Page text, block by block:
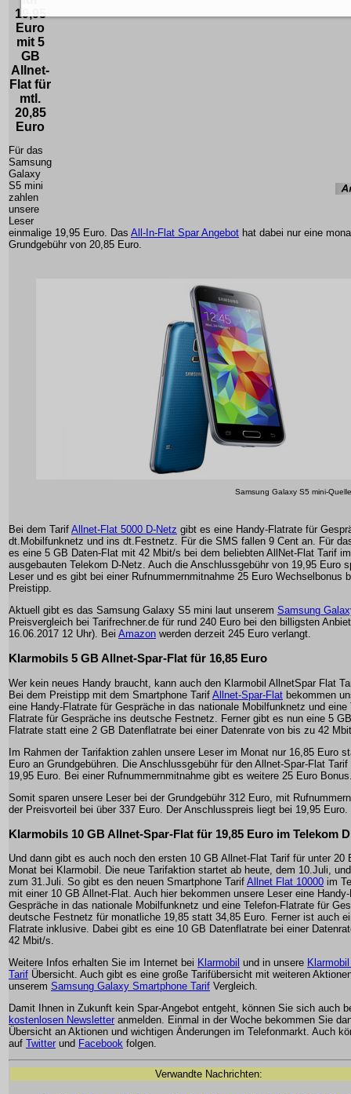
19,95
Euro
mit 5
GB
Allnet-
Flat für
mtl.
20,85
Euro
Für das
Samsung
Galaxy
S5 mini
zahlen
unsere
Leser
einmalige 19,95 Euro. Das All-In-Flat Spar Angebot hat dabei nur eine
Grundgebühr von 20,85 Euro.
Samsung Galaxy S5 mini-
Bei dem Tarif Allnet-Flat 5000 D-Netz gibt es eine Handy-Flatrate für
dt.Mobilfunknetz und ins dt.Festnetz. Für die SMS fallen 9 Cent an. Für
es eine 5 GB Daten-Flat mit 42 Mbit/s bei dem beliebten AllNet-Flat Tarif
ausgebauten Telekom D-Netz. Auch die Anschlussgebühr von 19,95 Euro
Leser und es gibt bei einer Rufnummernmitnahme 25 Euro Wechselbonus
Preistipp.
Aktuell gibt es das Samsung Galaxy S5 mini laut unserem Samsung
Preisvergleich bei Tarifrechner.de für rund 240 Euro bei den billigsten
16.06.2017 12 Uhr). Bei Amazon werden derzeit 245 Euro verlangt.
Klarmobils 5 GB Allnet-Spar-Flat für 16,85 Euro
Wer kein neues Handy braucht, kann auch den Klarmobil AllnetSpar Flat
Bei dem Preistipp mit dem Smartphone Tarif Allnet-Spar-Flat bekommen
eine Handy-Flatrate für Gespräche in das nationale Mobilfunknetz und eine
Flatrate für Gespräche ins deutsche Festnetz. Ferner gibt es nun eine 5
Flatrate statt eine 2 GB Datenflatrate bei einer Datenrate von bis zu 42
Im Rahmen der Tarifaktion zahlen unsere Leser im Monat nur 16,85 Euro
Euro an Grundgebühren. Die Anschlussgebühr für den Allnet-Spar-Flat Tarif
19,95 Euro. Bei einer Rufnummernmitnahme gibt es weitere 25 Euro
Somit sparen unsere Leser bei der Grundgebühr 312 Euro, mit
der Preisvorteil bei über 337 Euro. Der Anschlusspreis liegt bei 19,95 Euro.
Klarmobils 10 GB Allnet-Spar-Flat für 19,85 Euro im Telekom
Und dann gibt es auch noch den ersten 10 GB Allnet-Flat Tarif für unter 20
Monat bei Klarmobil. Die neue Tarifaktion startet ab heute, dem 10.Juli,
zum 31.Juli. So gibt es den neuen Smartphone Tarif Allnet Flat 10000 im
mit einer 10 GB Allnet-Flat. Auch hier bekommen unsere Leser eine
Gespräche in das nationale Mobilfunknetz und eine Telefon-Flatrate für
deutsche Festnetz für monatliche 19,85 statt 34,85 Euro. Ferner ist auch
Flatrate inklusive. Dabei gibt es eine 10 GB Datenflatrate bei einer
42 Mbit/s.
Weitere Infos erhalten Sie im Internet bei Klarmobil und in unsere
Tarif Übersicht. Auch gibt es eine große Tarifübersicht mit weiteren
unserem Samsung Galaxy Smartphone Tarif Vergleich.
Damit Ihnen in Zukunft kein Spar-Angebot entgeht, können Sie sich auch
kostenlosen Newsletter anmelden. Einmal in der Woche bekommen Sie
Übersicht an Aktionen und wichtigen Änderungen im Telefonmarkt. Auch
auf Twitter und Facebook folgen.
Verwandte Nachrichten: